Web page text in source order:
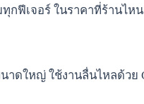
ฟีเจอร์ ในราคาที่ร้านไ
าดใหญ่ ใช้งานลื่นไหลด้ว